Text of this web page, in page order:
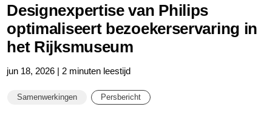
Designexpertise van Philips
optimaliseert bezoekerservaring in
het Rijksmuseum
jun 18, 2026 | 2 minuten leestijd
Samenwerkingen Persbericht